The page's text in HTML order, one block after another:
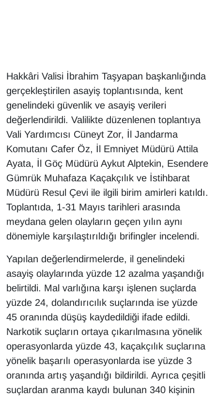
Hakkâri Valisi İbrahim Taşyapan başkanlığında
gerçekleştirilen asayiş toplantısında, kent
genelindeki güvenlik ve asayiş verileri
değerlendirildi. Valilikte düzenlenen toplantıya
Vali Yardımcısı Cüneyt Zor, İl Jandarma
Komutanı Cafer Öz, İl Emniyet Müdürü Attila
Ayata, İl Göç Müdürü Aykut Alptekin, Esendere
Gümrük Muhafaza Kaçakçılık ve İstihbarat
Müdürü Resul Çevi ile ilgili birim amirleri katıldı.
Toplantıda, 1-31 Mayıs tarihleri arasında
meydana gelen olayların geçen yılın aynı
dönemiyle karşılaştırıldığı brifingler incelendi.
Yapılan değerlendirmelerde, il genelindeki
asayiş olaylarında yüzde 12 azalma yaşandığı
belirtildi. Mal varlığına karşı işlenen suçlarda
yüzde 24, dolandırıcılık suçlarında ise yüzde
45 oranında düşüş kaydedildiği ifade edildi.
Narkotik suçların ortaya çıkarılmasına yönelik
operasyonlarda yüzde 43, kaçakçılık suçlarına
yönelik başarılı operasyonlarda ise yüzde 3
oranında artış yaşandığı bildirildi. Ayrıca çeşitli
suçlardan aranma kaydı bulunan 340 kişinin
HABERDE İNSAN
İngilizce
Kadın
Kamu Alımları
Kim Kimdir?
Kültür & Sanat
KURDÎ
MAGAZİN
MEDYA
ONE EKONOMİ
POLİTİKA
Resmi İlanlar
RÖPORTAJ
SAĞLIK